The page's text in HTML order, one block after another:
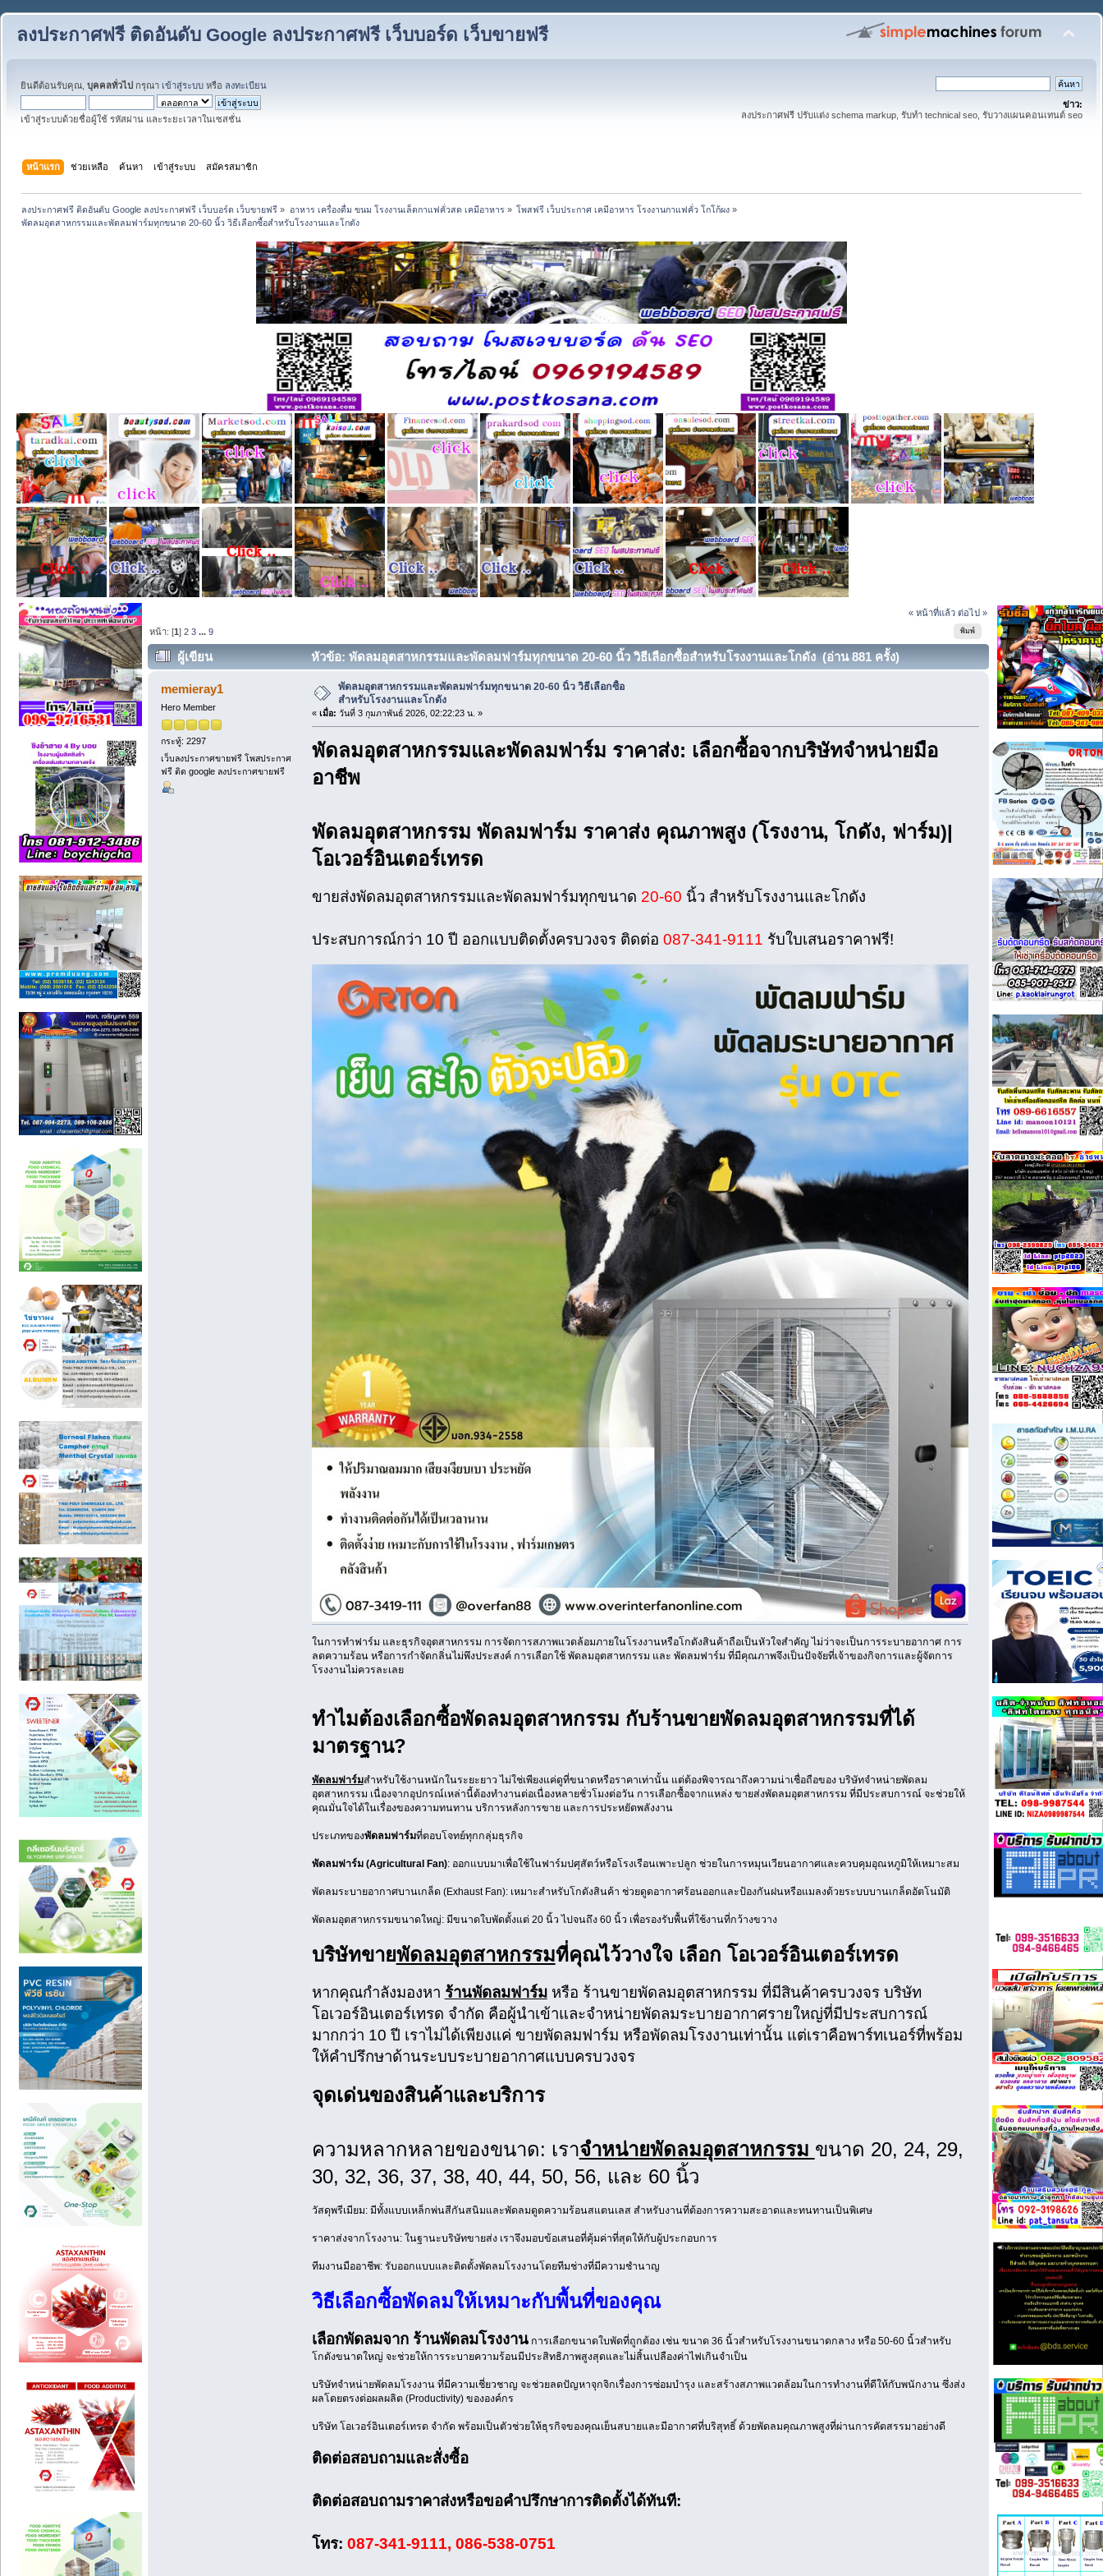
ลงประกาศฟรี ติดอันดับ Google ลงประกาศฟรี เว็บบอร์ด เว็บขายฟรี
ยินดีต้อนรับคุณ, บุคคลทั่วไป กรุณา เข้าสู่ระบบ หรือ ลงทะเบียน
เข้าสู่ระบบด้วยชื่อผู้ใช้ รหัสผ่าน และระยะเวลาในเซสชั่น
ข่าว:
ลงประกาศฟรี ปรับแต่ง schema markup, รับทำ technical seo, รับวางแผนคอนเทนต์ seo
หน้าแรก ช่วยเหลือ ค้นหา เข้าสู่ระบบ สมัครสมาชิก
ลงประกาศฟรี ติดอันดับ Google ลงประกาศฟรี เว็บบอร์ด เว็บขายฟรี » อาหาร เครื่องดื่ม ขนม โรงงานเล็ดกาแฟคั่วสด เคมีอาหาร» โพสฟรี เว็บประกาศ เคมีอาหาร โรงงานกาแฟคั่ว โกโก้ผง»
พัดลมอุตสาหกรรมและพัดลมฟาร์มทุกขนาด 20-60 นิ้ว วิธีเลือกซื้อสำหรับโรงงานและโกดัง
« หน้าที่แล้ว ต่อไป »
พิมพ์
หน้า: [1]2 3 ...9
ผู้เขียน หัวข้อ: พัดลมอุตสาหกรรมและพัดลมฟาร์มทุกขนาด 20-60 นิ้ว วิธีเลือกซื้อสำหรับโรงงานและโกดัง (อ่าน 881 ครั้ง)
memieray1
Hero Member
กระทู้: 2297
เว็บลงประกาศขายฟรี โพสประกาศ
ฟรี ติด google ลงประกาศขายฟรี
พัดลมอุตสาหกรรมและพัดลมฟาร์มทุกขนาด 20-60 นิ้ว วิธีเลือกซื้อ
สำหรับโรงงานและโกดัง
« เมื่อ: วันที่ 3 กุมภาพันธ์ 2026, 02:22:23 น. »
พัดลมอุตสาหกรรมและพัดลมฟาร์ม ราคาส่ง: เลือกซื้อจากบริษัทจำหน่ายมือ
อาชีพ
พัดลมอุตสาหกรรม พัดลมฟาร์ม ราคาส่ง คุณภาพสูง (โรงงาน, โกดัง, ฟาร์ม)|
โอเวอร์อินเตอร์เทรด
ขายส่งพัดลมอุตสาหกรรมและพัดลมฟาร์มทุกขนาด 20-60 นิ้ว สำหรับโรงงานและโกดัง
ประสบการณ์กว่า 10 ปี ออกแบบติดตั้งครบวงจร ติดต่อ 087-341-9111 รับใบเสนอราคาฟรี!
ในการทำฟาร์ม และธุรกิจอุตสาหกรรม การจัดการสภาพแวดล้อมภายในโรงงานหรือโกดังสินค้าถือเป็นหัวใจสำคัญ ไม่ว่าจะเป็นการระบายอากาศ การ
ลดความร้อน หรือการกำจัดกลิ่นไม่พึงประสงค์ การเลือกใช้ พัดลมอุตสาหกรรม และ พัดลมฟาร์ม ที่มีคุณภาพจึงเป็นปัจจัยที่เจ้าของกิจการและผู้จัดการ
โรงงานไม่ควรละเลย
ทำไมต้องเลือกซื้อพัดลมอุตสาหกรรม กับร้านขายพัดลมอุตสาหกรรมที่ได้
มาตรฐาน?
พัดลมฟาร์มสำหรับใช้งานหนักในระยะยาว ไม่ใช่เพียงแค่ดูที่ขนาดหรือราคาเท่านั้น แต่ต้องพิจารณาถึงความน่าเชื่อถือของ บริษัทจำหน่ายพัดลม
อุตสาหกรรม เนื่องจากอุปกรณ์เหล่านี้ต้องทำงานต่อเนื่องหลายชั่วโมงต่อวัน การเลือกซื้อจากแหล่ง ขายส่งพัดลมอุตสาหกรรม ที่มีประสบการณ์ จะช่วยให้
คุณมั่นใจได้ในเรื่องของความทนทาน บริการหลังการขาย และการประหยัดพลังงาน
ประเภทของพัดลมฟาร์มที่ตอบโจทย์ทุกกลุ่มธุรกิจ
พัดลมฟาร์ม (Agricultural Fan): ออกแบบมาเพื่อใช้ในฟาร์มปศุสัตว์หรือโรงเรือนเพาะปลูก ช่วยในการหมุนเวียนอากาศและควบคุมอุณหภูมิให้เหมาะสม
พัดลมระบายอากาศบานเกล็ด (Exhaust Fan): เหมาะสำหรับโกดังสินค้า ช่วยดูดอากาศร้อนออกและป้องกันฝนหรือแมลงด้วยระบบบานเกล็ดอัตโนมัติ
พัดลมอุตสาหกรรมขนาดใหญ่: มีขนาดใบพัดตั้งแต่ 20 นิ้ว ไปจนถึง 60 นิ้ว เพื่อรองรับพื้นที่ใช้งานที่กว้างขวาง
บริษัทขายพัดลมอุตสาหกรรมที่คุณไว้วางใจ เลือก โอเวอร์อินเตอร์เทรด
หากคุณกำลังมองหา ร้านพัดลมฟาร์มหรือ ร้านขายพัดลมอุตสาหกรรม ที่มีสินค้าครบวงจร บริษัท
โอเวอร์อินเตอร์เทรด จำกัด คือผู้นำเข้าและจำหน่ายพัดลมระบายอากาศรายใหญ่ที่มีประสบการณ์
มากกว่า 10 ปี เราไม่ได้เพียงแค่ ขายพัดลมฟาร์ม หรือพัดลมโรงงานเท่านั้น แต่เราคือพาร์ทเนอร์ที่พร้อม
ให้คำปรึกษาด้านระบบระบายอากาศแบบครบวงจร
จุดเด่นของสินค้าและบริการ
ความหลากหลายของขนาด: เราจำหน่ายพัดลมอุตสาหกรรม ขนาด 20, 24, 29,
30, 32, 36, 37, 38, 40, 44, 50, 56, และ 60 นิ้ว
วัสดุพรีเมียม: มีทั้งแบบเหล็กพ่นสีกันสนิมและพัดลมดูดความร้อนสแตนเลส สำหรับงานที่ต้องการความสะอาดและทนทานเป็นพิเศษ
ราคาส่งจากโรงงาน: ในฐานะบริษัทขายส่ง เราจึงมอบข้อเสนอที่คุ้มค่าที่สุดให้กับผู้ประกอบการ
ทีมงานมืออาชีพ: รับออกแบบและติดตั้งพัดลมโรงงานโดยทีมช่างที่มีความชำนาญ
วิธีเลือกซื้อพัดลมให้เหมาะกับพื้นที่ของคุณ
เลือกพัดลมจาก ร้านพัดลมโรงงานการเลือกขนาดใบพัดที่ถูกต้อง เช่น ขนาด 36 นิ้วสำหรับโรงงานขนาดกลาง หรือ 50-60 นิ้วสำหรับ
โกดังขนาดใหญ่ จะช่วยให้การระบายความร้อนมีประสิทธิภาพสูงสุดและไม่สิ้นเปลืองค่าไฟเกินจำเป็น
บริษัทจำหน่ายพัดลมโรงงาน ที่มีความเชี่ยวชาญ จะช่วยลดปัญหาจุกจิกเรื่องการซ่อมบำรุง และสร้างสภาพแวดล้อมในการทำงานที่ดีให้กับพนักงาน ซึ่งส่ง
ผลโดยตรงต่อผลผลิต (Productivity) ขององค์กร
บริษัท โอเวอร์อินเตอร์เทรด จำกัด พร้อมเป็นตัวช่วยให้ธุรกิจของคุณเย็นสบายและมีอากาศที่บริสุทธิ์ ด้วยพัดลมคุณภาพสูงที่ผ่านการคัดสรรมาอย่างดี
ติดต่อสอบถามและสั่งซื้อ
ติดต่อสอบถามราคาส่งหรือขอคำปรึกษาการติดตั้งได้ทันที:
โทร: 087-341-9111, 086-538-0751